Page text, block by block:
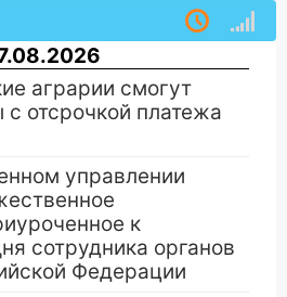
аграрии смогут
с отсрочкой платежа
управлении
к
сотрудника органов
Федерации